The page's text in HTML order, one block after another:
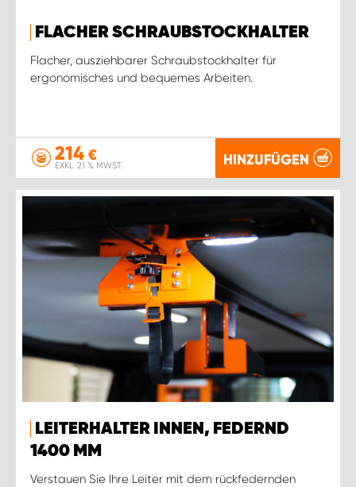
FLACHER SCHRAUBSTOCKHALTER
Flacher, ausziehbarer Schraubstockhalter für
ergonomisches und bequemes Arbeiten.
214 €
EXKL. 21 % MWST. HINZUFÜGEN
LEITERHALTER INNEN, FEDERND
1400 MM
Verstauen Sie Ihre Leiter mit dem rückfedernden